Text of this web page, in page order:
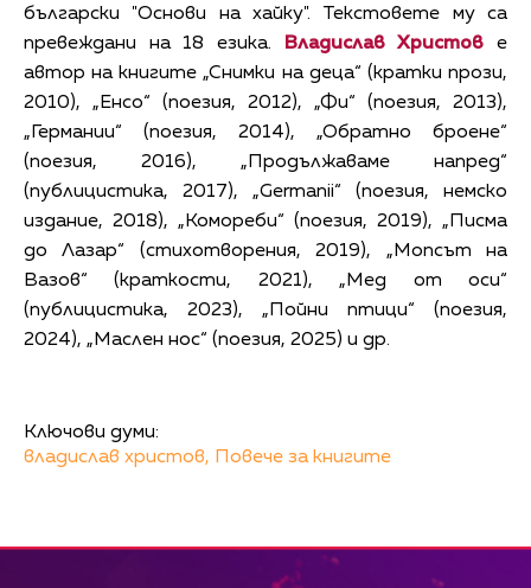
български "Основи на хайку". Текстовете му са
превеждани на 18 езика.
Владислав Христове
автор на книгите „Снимки на деца“ (кратки прози,
2010), „Енсо“ (поезия, 2012), „Фи“ (поезия, 2013),
„Германии“ (поезия, 2014), „Обратно броене“
(поезия, 2016), „Продължаваме напред“
(публицистика, 2017), „Germanii“ (поезия, немско
издание, 2018), „Комореби“ (поезия, 2019), „Писма
до Лазар“ (стихотворения, 2019), „Мопсът на
Вазов“ (краткости, 2021), „Мед от оси“
(публицистика, 2023), „Пойни птици“ (поезия,
2024), „Маслен нос“ (поезия, 2025) и др.
Ключови думи:
владислав христов, Повече за книгите